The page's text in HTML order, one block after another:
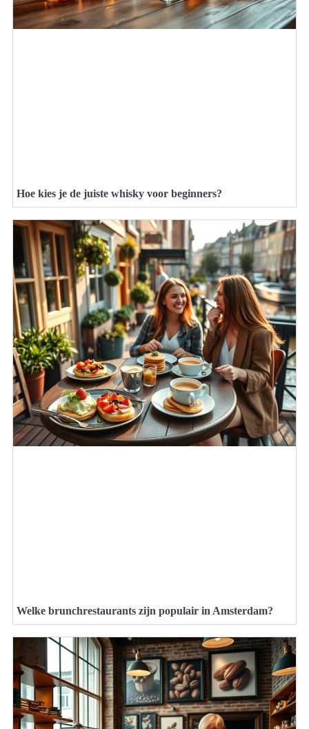
Hoe kies je de juiste whisky voor beginners?
Welke brunchrestaurants zijn populair in Amsterdam?